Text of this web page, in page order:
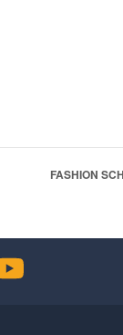
FASHION